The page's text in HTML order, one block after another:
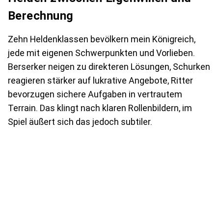
Berechnung
Zehn Heldenklassen bevölkern mein Königreich,
jede mit eigenen Schwerpunkten und Vorlieben.
Berserker neigen zu direkteren Lösungen, Schurken
reagieren stärker auf lukrative Angebote, Ritter
bevorzugen sichere Aufgaben in vertrautem
Terrain. Das klingt nach klaren Rollenbildern, im
Spiel äußert sich das jedoch subtiler.